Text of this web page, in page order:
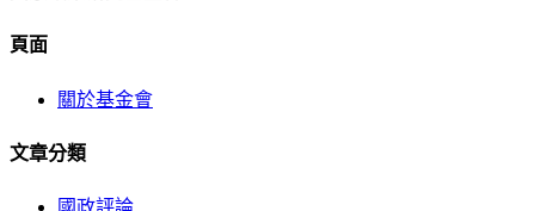
頁面
關於基金會
文章分類